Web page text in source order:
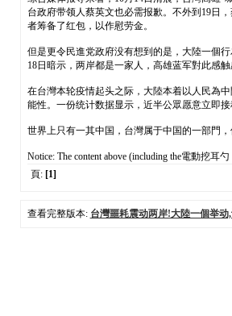
台政府带领人蔡英文也必需报歉。不外到19日
者筹备了红包，以作慰劳金。
但是更令民進党政府没有想到的是，大陸一個
18日暗示，两岸都是一家人，高雄蓝军對此感
在台灣本轮疫情起头之际，大陸本着以人民為
能性。一份统计数据显示，近半公眾愿意立即
世界上只有一其中国，台灣属于中国的一部門
Notice: The content above (including the電動挖耳
頁: [1]
查看完整版本: 台灣噩耗震动两岸!大陸一個举